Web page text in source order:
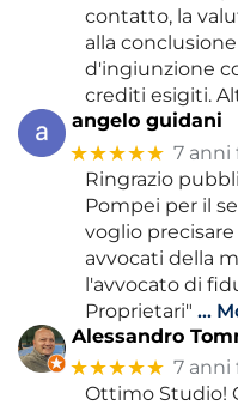
contatto, la
alla
d'ingiunzione
crediti esigiti.
angelo guidani
★★★★★ 7 anni
Ringrazio
Pompei per il
voglio
avvocati della
l'avvocato di
Proprietari" …
Alessandro
★★★★★ 7 anni
Ottimo Studio!